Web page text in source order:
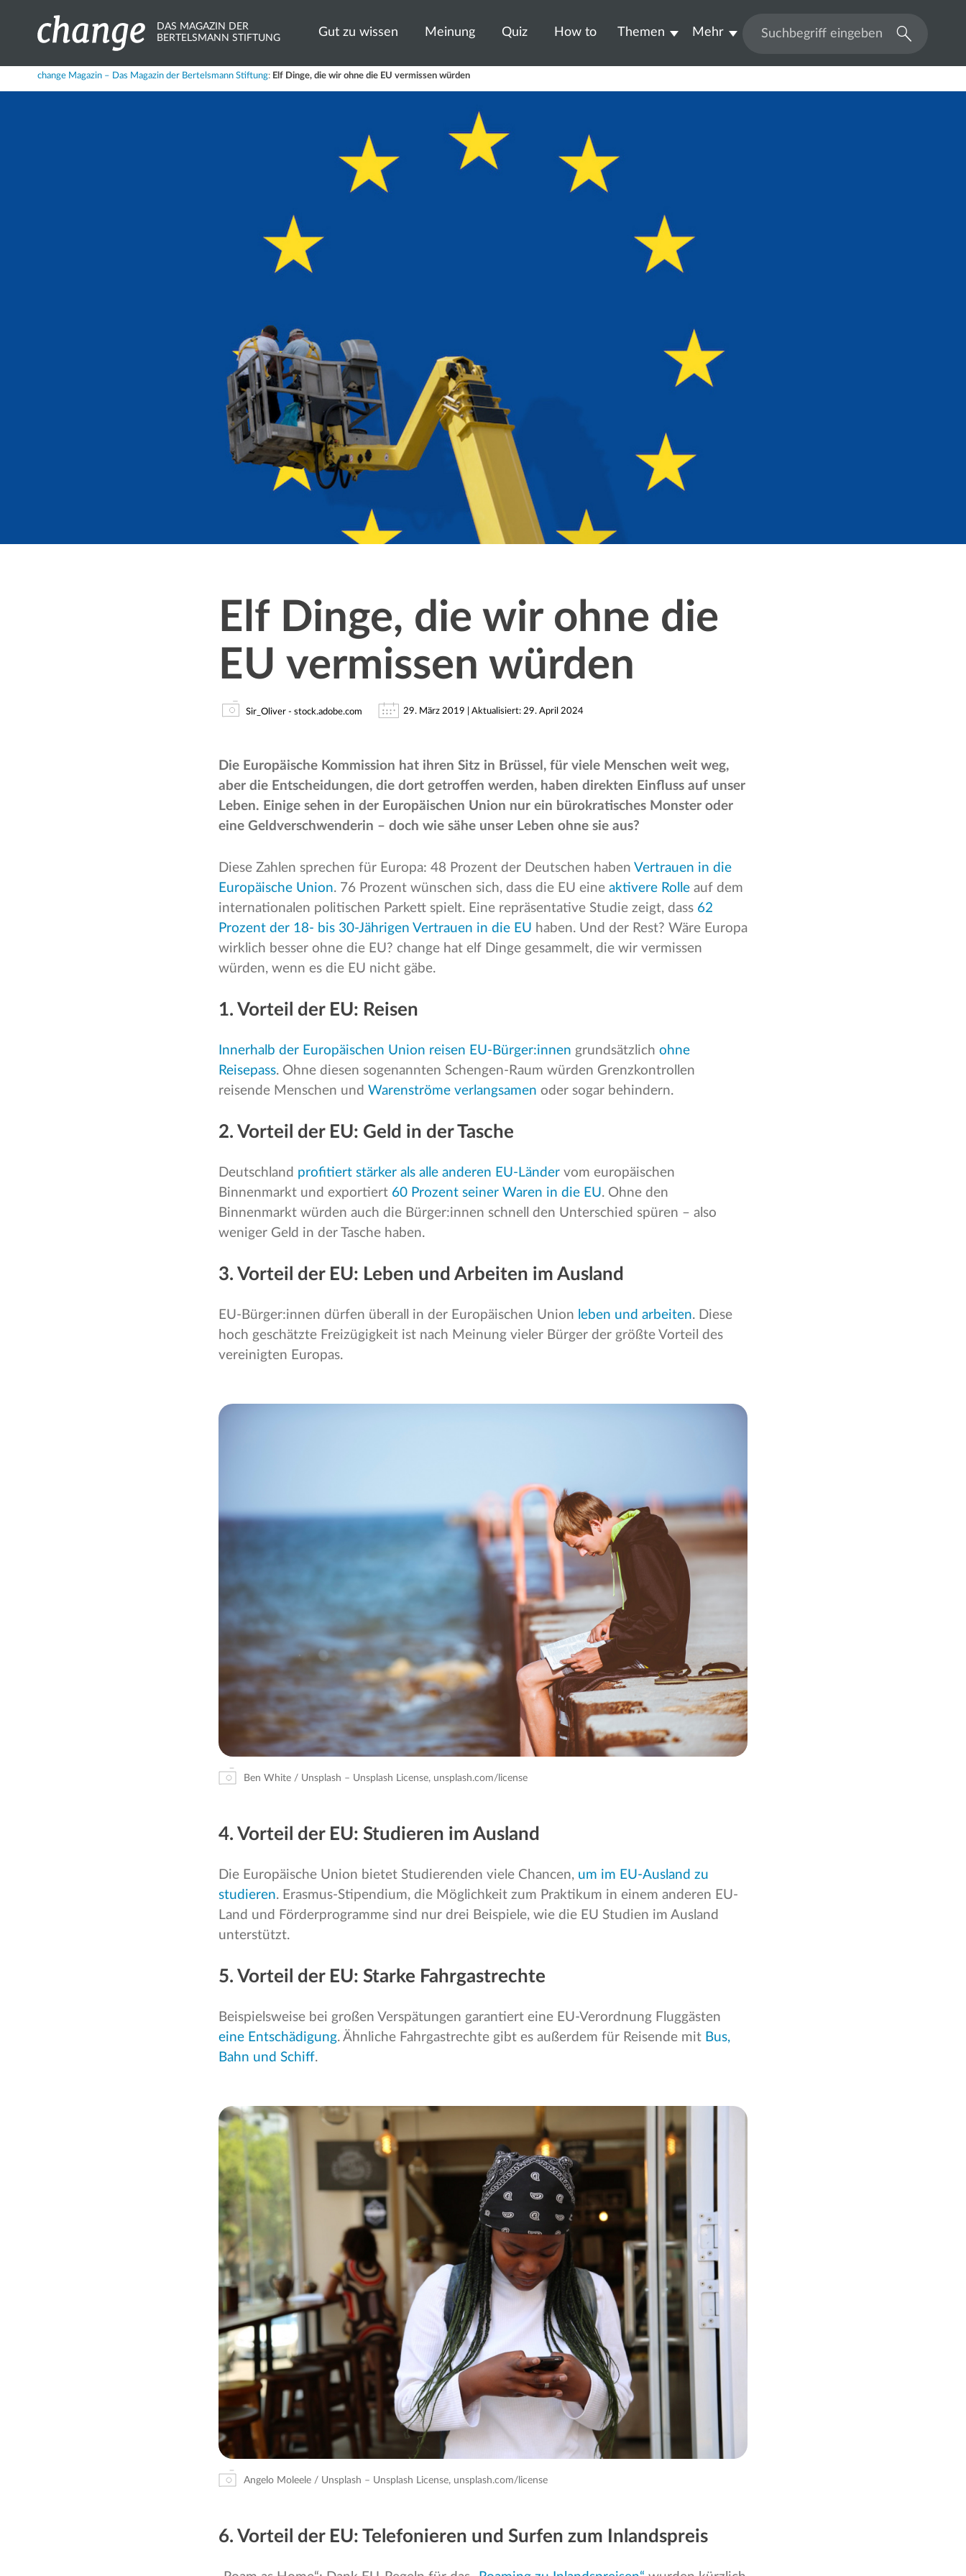
DAS MAGAZIN DER
BERTELSMANN STIFTUNG
Suchen
Gut zu wissen Meinung Quiz How to Themen Mehr
Share
change Magazin – Das Magazin der Bertelsmann Stiftung: Elf Dinge, die wir ohne die EU vermissen würden
Elf Dinge, die wir ohne die
EU vermissen würden
Sir_Oliver - stock.adobe.com 29. März 2019 | Aktualisiert: 29. April 2024
Die Europäische Kommission hat ihren Sitz in Brüssel, für viele Menschen weit weg,
aber die Entscheidungen, die dort getroffen werden, haben direkten Einfluss auf unser
Leben. Einige sehen in der Europäischen Union nur ein bürokratisches Monster oder
eine Geldverschwenderin – doch wie sähe unser Leben ohne sie aus?
Diese Zahlen sprechen für Europa: 48 Prozent der Deutschen haben Vertrauen in die
Europäische Union. 76 Prozent wünschen sich, dass die EU eine aktivere Rolle auf dem
internationalen politischen Parkett spielt. Eine repräsentative Studie zeigt, dass 62
Prozent der 18- bis 30-Jährigen Vertrauen in die EU haben. Und der Rest? Wäre Europa
wirklich besser ohne die EU? change hat elf Dinge gesammelt, die wir vermissen
würden, wenn es die EU nicht gäbe.
1. Vorteil der EU: Reisen
Innerhalb der Europäischen Union reisen EU-Bürger:innen grundsätzlich ohne
Reisepass. Ohne diesen sogenannten Schengen-Raum würden Grenzkontrollen
reisende Menschen und Warenströme verlangsamen oder sogar behindern.
2. Vorteil der EU: Geld in der Tasche
Deutschland profitiert stärker als alle anderen EU-Länder vom europäischen
Binnenmarkt und exportiert 60 Prozent seiner Waren in die EU. Ohne den
Binnenmarkt würden auch die Bürger:innen schnell den Unterschied spüren – also
weniger Geld in der Tasche haben.
3. Vorteil der EU: Leben und Arbeiten im Ausland
EU-Bürger:innen dürfen überall in der Europäischen Union leben und arbeiten. Diese
hoch geschätzte Freizügigkeit ist nach Meinung vieler Bürger der größte Vorteil des
vereinigten Europas.
Ben White / Unsplash – Unsplash License, unsplash.com/license
4. Vorteil der EU: Studieren im Ausland
Die Europäische Union bietet Studierenden viele Chancen, um im EU-Ausland zu
studieren. Erasmus-Stipendium, die Möglichkeit zum Praktikum in einem anderen EU-
Land und Förderprogramme sind nur drei Beispiele, wie die EU Studien im Ausland
unterstützt.
5. Vorteil der EU: Starke Fahrgastrechte
Beispielsweise bei großen Verspätungen garantiert eine EU-Verordnung Fluggästen
eine Entschädigung. Ähnliche Fahrgastrechte gibt es außerdem für Reisende mit Bus,
Bahn und Schiff.
Angelo Moleele / Unsplash – Unsplash License, unsplash.com/license
6. Vorteil der EU: Telefonieren und Surfen zum Inlandspreis